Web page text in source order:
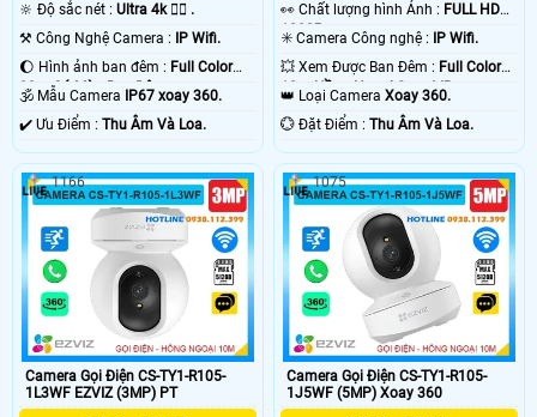
🔆 Độ sắc nét : Ultra 4k 👍🏾 .
⚒ Công Nghệ Camera :
IP Wifi.
🌔 Hình ảnh ban đêm : Full Color
20m Có Màu Ban Ðêm.
🕉️ Mẫu Camera
IP67 xoay 360.
️✔️ Ưu Điểm : Thu Âm Và Loa.
️👀 Chất lượng hình Ảnh : FULL HD
1080P .
✳️ Camera Công nghệ :
IP Wifi.
💥 Xem Được Ban Đêm : Full Color
10m Hồng Ngoại Smart IR.
👑 Loại CameraXoay 360.
️💮 Đặt Điểm :Thu Âm Và Loa.
Camera Gọi Điện CS-TY1-R105-
1L3WF EZVIZ (3MP) PT
1166
Camera Gọi Điện CS-TY1-R105-
1J5WF (5MP) Xoay 360
1075